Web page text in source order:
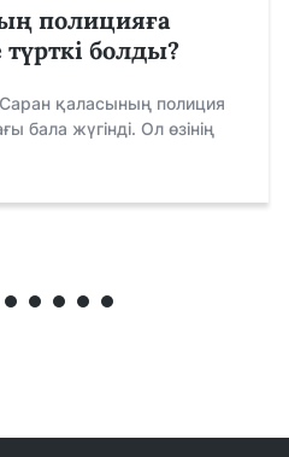
полицияға
болды?
қаласының полиция
бала жүгінді. Ол өзінің